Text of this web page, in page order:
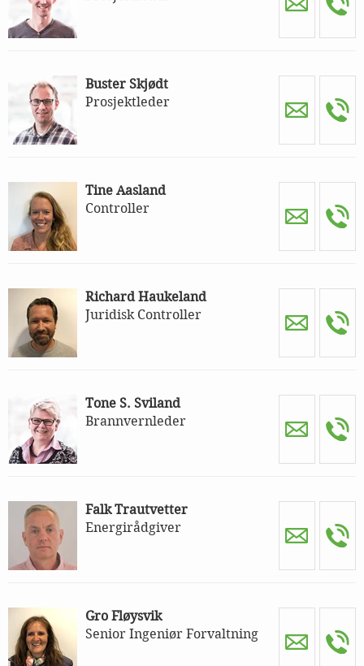
Buster Skjødt
Prosjektleder
Tine Aasland
Controller
Richard Haukeland
Juridisk Controller
Tone S. Sviland
Brannvernleder
Falk Trautvetter
Energirådgiver
Gro Fløysvik
Senior Ingeniør Forvaltning